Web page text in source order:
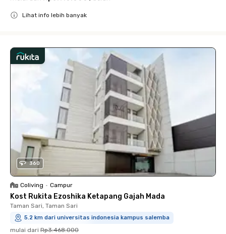
Lihat info lebih banyak
360
Coliving • Campur
Kost Rukita Ezoshika Ketapang Gajah Mada
Taman Sari, Taman Sari
5.2 km dari universitas indonesia kampus salemba
mulai dari Rp3.468.000